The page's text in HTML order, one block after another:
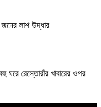
লাশ উদ্ধার
ঘরে রেস্তোরাঁর খাবারের ওপর